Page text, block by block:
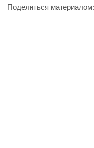
Поделиться материалом: